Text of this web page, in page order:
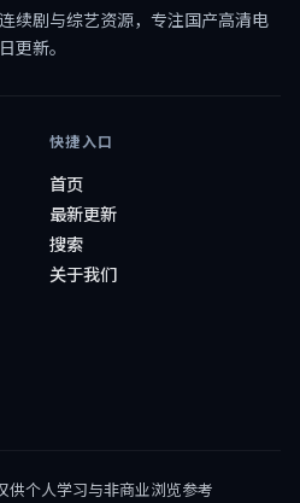
续剧与综艺资源，专注国产高清电
更新。
快捷入口
首页
最新更新
搜索
关于我们
供个人学习与非商业浏览参考